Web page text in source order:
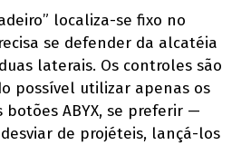
localiza-se fixo no
se defender da alcatéia
laterais. Os controles são
possível utilizar apenas os
ABYX, se preferir —
de projéteis, lançá-los